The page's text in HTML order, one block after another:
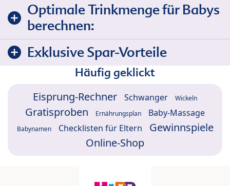
Optimale Trinkmenge für Babys
berechnen:
Exklusive Spar-Vorteile
Häufig geklickt
Eisprung-Rechner Schwanger Wickeln
Gratisproben Ernährungsplan Baby-Massage
Babynamen Checklisten für Eltern
Gewinnspiele
Online-Shop